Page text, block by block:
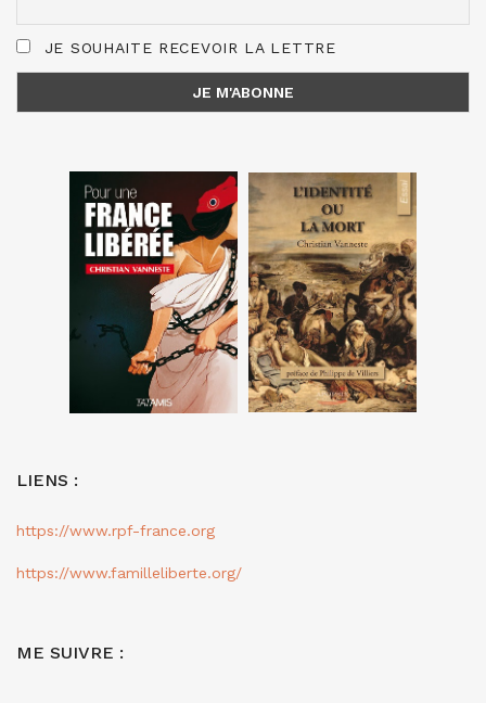
JE SOUHAITE RECEVOIR LA LETTRE
LIENS :
https://www.rpf-france.org
https://www.familleliberte.org/
ME SUIVRE :